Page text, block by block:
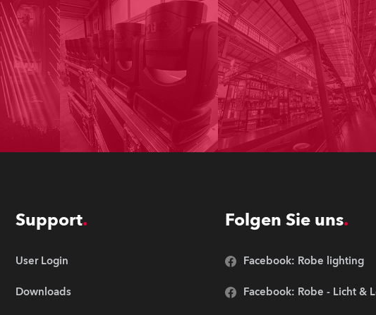
Support
User Login
Downloads
Folgen Sie uns
Facebook: Robe lighting
Facebook: Robe - Licht &